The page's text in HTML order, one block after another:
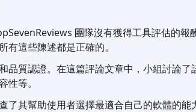
團隊沒有獲得工具評估的報
有這些陳述都是正確的。
品質認證。在這篇評論文章中，小組討論了
性等。
了其幫助使用者選擇最適合自己的軟體的能